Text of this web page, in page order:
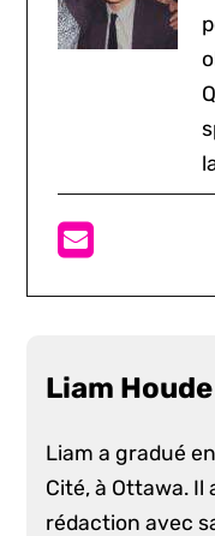
Liam Houde
Liam a gradué
Cité, à Ottawa. Il
rédaction avec